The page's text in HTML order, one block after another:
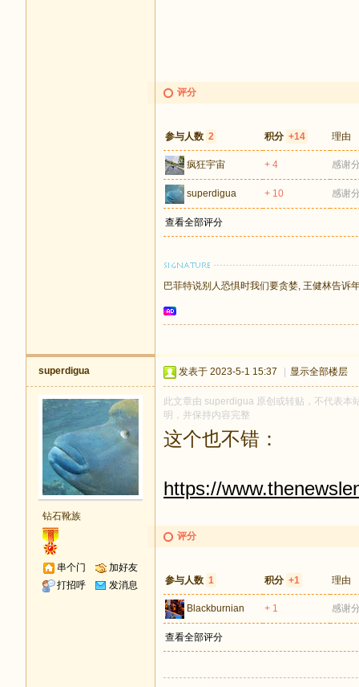
评分
参与人数 2 积分 +14 理由
疯狂宇宙 + 4 感谢
superdigua + 10 感谢
查看全部评分
巴菲特说别人恐惧时我们要贪婪, 王健林告诉
superdigua
钻石靴族
串个门
加好友
打招呼
发消息
发表于 2023-5-1 15:37 显示全部楼层
此文章由 superdigua 原创或转贴，不代表本
明，并保持内容完整
这个也不错：
https://
评分
参与人数 1 积分 +1 理由
Blackburnian + 1 感谢
查看全部评分